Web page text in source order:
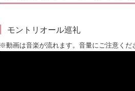
モントリオール巡礼
※動画は音楽が流れます。音量にご注意くだ